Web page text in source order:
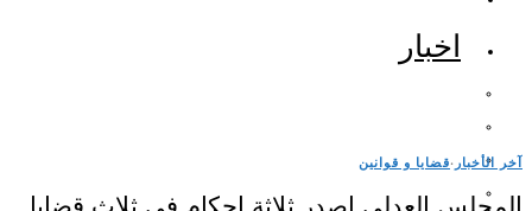
اخبار
آخر الأخبار ·قضايا و قوانين